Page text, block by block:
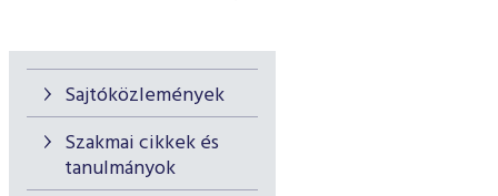
Sajtóközlemények
Szakmai cikkek és
tanulmányok